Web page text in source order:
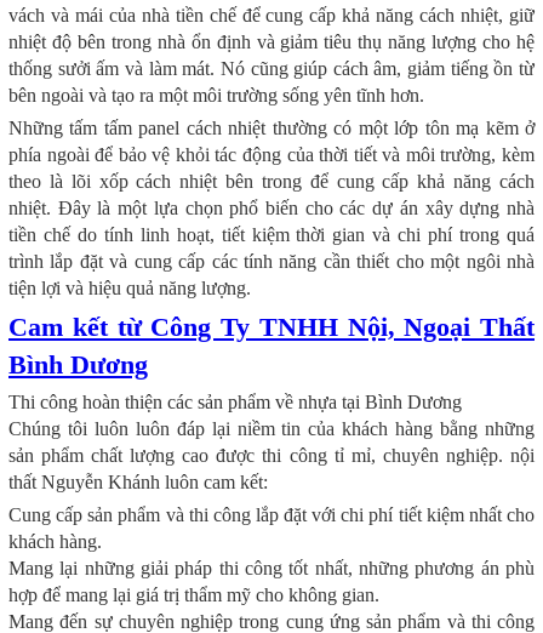
vách và mái của nhà tiền chế để cung cấp khả năng cách nhiệt, giữ
nhiệt độ bên trong nhà ổn định và giảm tiêu thụ năng lượng cho hệ
thống sưởi ấm và làm mát. Nó cũng giúp cách âm, giảm tiếng ồn từ
bên ngoài và tạo ra một môi trường sống yên tĩnh hơn.
Những tấm tấm panel cách nhiệt thường có một lớp tôn mạ kẽm ở
phía ngoài để bảo vệ khỏi tác động của thời tiết và môi trường, kèm
theo là lõi xốp cách nhiệt bên trong để cung cấp khả năng cách
nhiệt. Đây là một lựa chọn phổ biến cho các dự án xây dựng nhà
tiền chế do tính linh hoạt, tiết kiệm thời gian và chi phí trong quá
trình lắp đặt và cung cấp các tính năng cần thiết cho một ngôi nhà
tiện lợi và hiệu quả năng lượng.
Cam kết từ Công Ty TNHH Nội, Ngoại Thất
Bình Dương
Thi công hoàn thiện các sản phẩm về nhựa tại Bình Dương
Chúng tôi luôn luôn đáp lại niềm tin của khách hàng bằng những
sản phẩm chất lượng cao được thi công tỉ mỉ, chuyên nghiệp. nội
thất Nguyễn Khánh luôn cam kết:
Cung cấp sản phẩm và thi công lắp đặt với chi phí tiết kiệm nhất cho
khách hàng.
Mang lại những giải pháp thi công tốt nhất, những phương án phù
hợp để mang lại giá trị thẩm mỹ cho không gian.
Mang đến sự chuyên nghiệp trong cung ứng sản phẩm và thi công